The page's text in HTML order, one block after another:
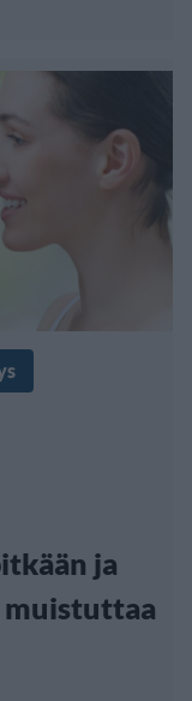
ja